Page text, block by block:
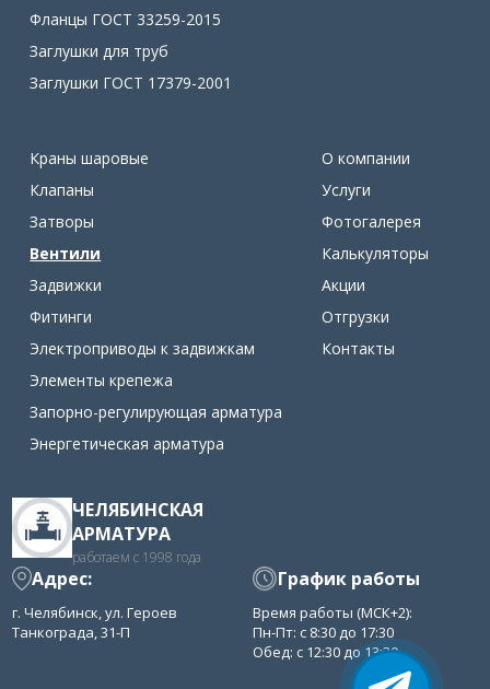
Фланцы ГОСТ 33259-2015
Заглушки для труб
Заглушки ГОСТ 17379-2001
Краны шаровые
Клапаны
Затворы
Вентили
Задвижки
Фитинги
Электроприводы к задвижкам
Элементы крепежа
Запорно-регулирующая арматура
Энергетическая арматура
О компании
Услуги
Фотогалерея
Калькуляторы
Акции
Отгрузки
Контакты
ЧЕЛЯБИНСКАЯ
АРМАТУРА
работаем с 1998 года
Адрес:
г. Челябинск, ул. Героев
Танкограда, 31-П
График работы
Время работы (МСК+2):
Пн-Пт: с 8:30 до 17:30
Обед: с 12:30 до 13:30